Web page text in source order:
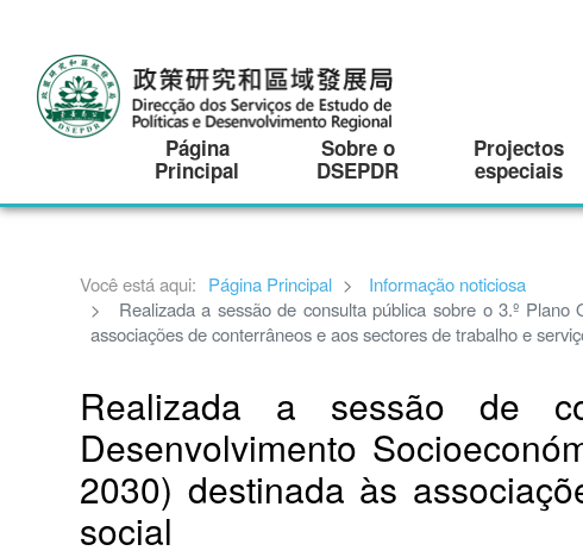
Página
Principal
Sobre o
DSEPDR
Projectos
especiais
Você está aqui: Página Principal
Informação noticiosa
Realizada a sessão de consulta pública sobre o 3.º
associações de conterrâneos e aos sectores de trabalho e
Realizada a sessão de
Desenvolvimento
2030) destinada às
social